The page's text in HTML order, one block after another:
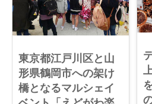
東京都江戸川区と山
形県鶴岡市への架け
橋となるマルシェイ